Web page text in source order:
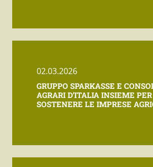
02.03.2026
GRUPPO SPARKASSE E
AGRARI D’ITALIA INSIEME PER
SOSTENERE LE IMPRESE